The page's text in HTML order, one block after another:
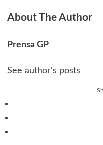
About The Author
Prensa GP
See author's posts